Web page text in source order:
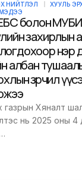
НИЙТЛЭЛ
ХУУЛЬ
болон
захирлын
нэр
албан
зөрчил
газрын Хяналт
нь 2025 оны 4